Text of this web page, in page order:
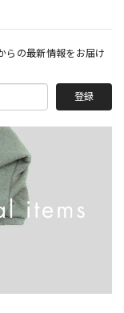
らの最新情報をお届け
登録